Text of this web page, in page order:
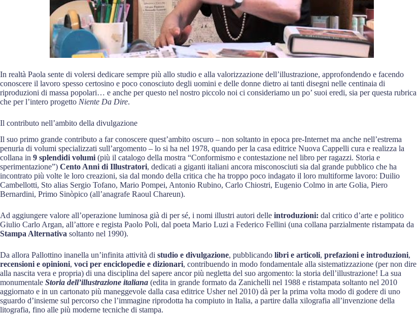
In realtà Paola sente di volersi dedicare sempre più allo studio e alla valorizzazione dell’illustrazione, approfondendo e facendo
conoscere il lavoro spesso certosino e poco conosciuto degli uomini e delle donne dietro ai tanti disegni nelle centinaia di
riproduzioni di massa popolari… e anche per questo nel nostro piccolo noi ci consideriamo un po’ suoi eredi, sia per questa rubrica
che per l’intero progetto Niente Da Dire.
Il contributo nell’ambito della divulgazione
Il suo primo grande contributo a far conoscere quest’ambito oscuro – non soltanto in epoca pre-Internet ma anche nell’estrema
penuria di volumi specializzati sull’argomento – lo si ha nel 1978, quando per la casa editrice Nuova Cappelli cura e realizza la
collana in 9 splendidi volumi(più il catalogo della mostra “Conformismo e contestazione nel libro per ragazzi. Storia e
sperimentazione”) Cento Anni di Illustratori, dedicati a giganti italiani ancora misconosciuti sia dal grande pubblico che ha
incontrato più volte le loro creazioni, sia dal mondo della critica che ha troppo poco indagato il loro multiforme lavoro: Duilio
Cambellotti, Sto alias Sergio Tofano, Mario Pompei, Antonio Rubino, Carlo Chiostri, Eugenio Colmo in arte Golia, Piero
Bernardini, Primo Sinòpico (all’anagrafe Raoul Chareun).
Ad aggiungere valore all’operazione luminosa già di per sé, i nomi illustri autori delle introduzioni: dal critico d’arte e politico
Giulio Carlo Argan, all’attore e regista Paolo Poli, dal poeta Mario Luzi a Federico Fellini (una collana parzialmente ristampata da
Stampa Alternativa soltanto nel 1990).
Da allora Pallottino inanella un’infinita attività di studio e divulgazione, pubblicando libri e articoli, prefazioni e introduzioni,
recensioni e opinioni, voci per enciclopedie e dizionari, contribuendo in modo fondamentale alla sistematizzazione (per non dire
alla nascita vera e propria) di una disciplina del sapere ancor più negletta del suo argomento: la storia dell’illustrazione! La sua
monumentale Storia dell’illustrazione italiana (edita in grande formato da Zanichelli nel 1988 e ristampata soltanto nel 2010
aggiornato e in un cartonato più maneggevole dalla casa editrice Usher nel 2010) dà per la prima volta modo di godere di uno
sguardo d’insieme sul percorso che l’immagine riprodotta ha compiuto in Italia, a partire dalla xilografia all’invenzione della
litografia, fino alle più moderne tecniche di stampa.